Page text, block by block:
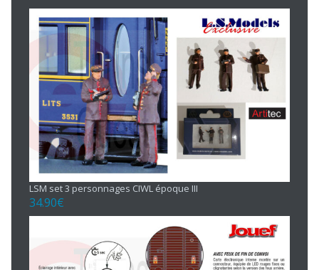
LSM set 3 personnages CIWL époque III
34.90€